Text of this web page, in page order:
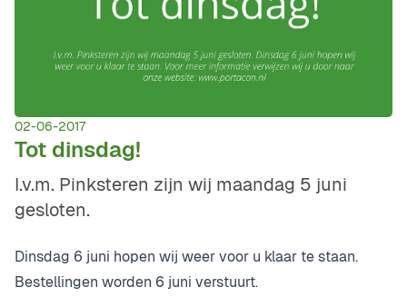
02-06-2017
Tot dinsdag!
I.v.m. Pinksteren zijn wij maandag 5 juni
gesloten.
Dinsdag 6 juni hopen wij weer voor u klaar te staan.
Bestellingen worden 6 juni verstuurt.